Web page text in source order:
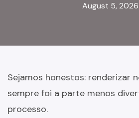
August 5, 2026
Sejamos honestos: renderizar
sempre foi a parte menos
processo.